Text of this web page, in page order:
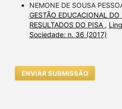
NEMONE DE SOUSA
GESTÃO EDUCACIONAL
RESULTADOS DO PISA ,
Sociedade: n. 36 (2017)
ENVIAR SUBMISSÃO